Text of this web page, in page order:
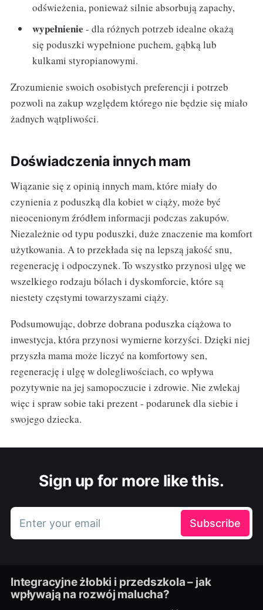
odświeżenia, ponieważ silnie absorbują zapachy,
wypełnienie - dla różnych potrzeb idealne okażą
się poduszki wypełnione puchem, gąbką lub
kulkami styropianowymi.
Zrozumienie swoich osobistych preferencji i potrzeb
pozwoli na zakup względem którego nie będzie się miało
żadnych wątpliwości.
Doświadczenia innych mam
Wiązanie się z opinią innych mam, które miały do
czynienia z poduszką dla kobiet w ciąży, może być
nieocenionym źródłem informacji podczas zakupów.
Niezależnie od typu poduszki, duże znaczenie ma komfort
użytkowania. A to przekłada się na lepszą jakość snu,
regenerację i odpoczynek. To wszystko przynosi ulgę we
wszelkiego rodzaju bólach i dyskomforcie, które są
niestety częstymi towarzyszami ciąży.
Podsumowując, dobrze dobrana poduszka ciążowa to
inwestycja, która przynosi wymierne korzyści. Dzięki niej
przyszła mama może liczyć na komfortowy sen,
regenerację i ulgę w dolegliwościach, co wpływa
pozytywnie na jej samopoczucie i zdrowie. Nie zwlekaj
więc i spraw sobie taki prezent - podarunek dla siebie i
swojego dziecka.
Sign up for more like this.
Enter your email Subscribe
Integracyjne żłobki i przedszkola – jak
wpływają na rozwój malucha?